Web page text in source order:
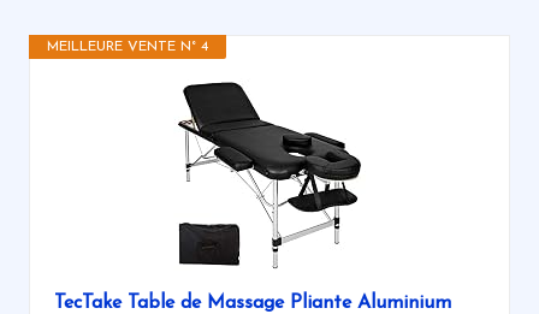
MEILLEURE VENTE N° 4
TecTake Table de Massage Pliante Aluminium